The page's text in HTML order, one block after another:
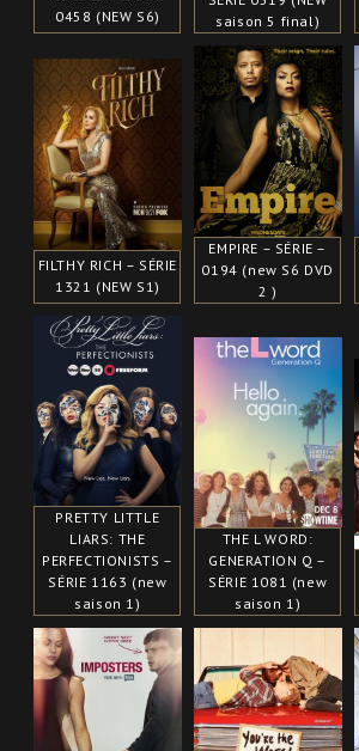
0458 (NEW S6)
saison 5 final)
FILTHY RICH – SÉRIE
1321 (NEW S1)
EMPIRE – SÉRIE –
0194 (new S6 DVD
2 )
PRETTY LITTLE
LIARS: THE
PERFECTIONISTS –
SÉRIE 1163 (new
saison 1)
THE L WORD:
GENERATION Q –
SÉRIE 1081 (new
saison 1)